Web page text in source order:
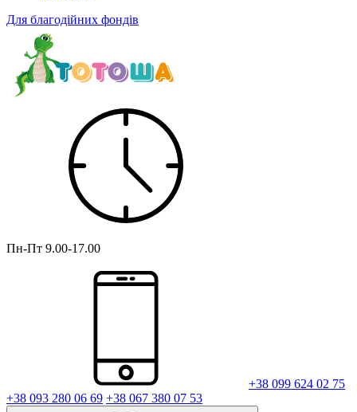
Для благодійних фондів
Пн-Пт 9.00-17.00
+38 099 624 02 75
+38 093 280 06 69 +38 067 380 07 53